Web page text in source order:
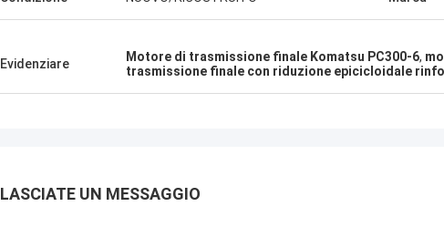
Evidenziare Motore di trasmissione finale Komatsu PC300-6,
trasmissione finale con riduzione epicicloidale
LASCIATE UN MESSAGGIO